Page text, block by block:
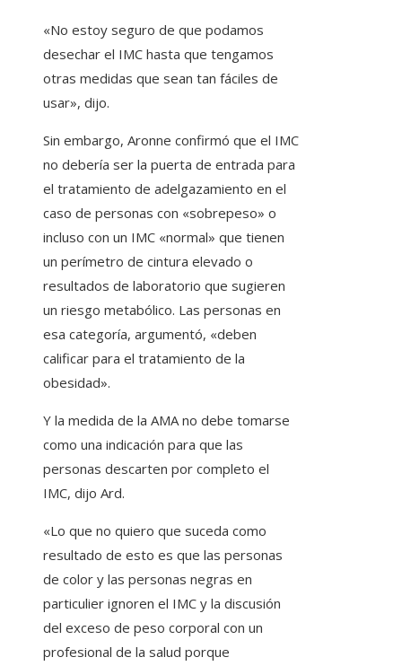
«No estoy seguro de que podamos
desechar el IMC hasta que tengamos
otras medidas que sean tan fáciles de
usar», dijo.
Sin embargo, Aronne confirmó que el IMC
no debería ser la puerta de entrada para
el tratamiento de adelgazamiento en el
caso de personas con «sobrepeso» o
incluso con un IMC «normal» que tienen
un perímetro de cintura elevado o
resultados de laboratorio que sugieren
un riesgo metabólico. Las personas en
esa categoría, argumentó, «deben
calificar para el tratamiento de la
obesidad».
Y la medida de la AMA no debe tomarse
como una indicación para que las
personas descarten por completo el
IMC, dijo Ard.
«Lo que no quiero que suceda como
resultado de esto es que las personas
de color y las personas negras en
particulier ignoren el IMC y la discusión
del exceso de peso corporal con un
profesional de la salud porque